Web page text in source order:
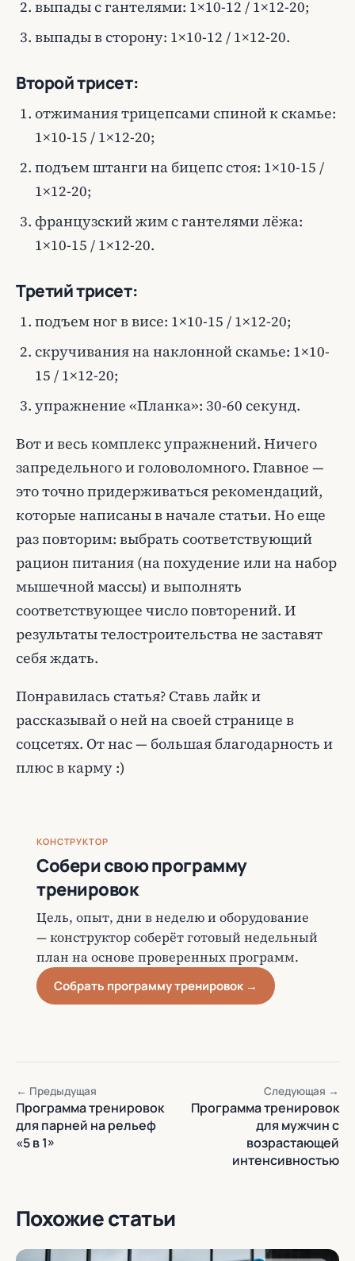
выпады с гантелями: 1×10-12 / 1×12-20;
выпады в сторону: 1×10-12 / 1×12-20.
Второй трисет:
отжимания трицепсами спиной к скамье:
1×10-15 / 1×12-20;
подъем штанги на бицепс стоя: 1×10-15 /
1×12-20;
французский жим с гантелями лёжа:
1×10-15 / 1×12-20.
Третий трисет:
подъем ног в висе: 1×10-15 / 1×12-20;
скручивания на наклонной скамье: 1×10-
15 / 1×12-20;
упражнение «Планка»: 30-60 секунд.
Вот и весь комплекс упражнений. Ничего
запредельного и головоломного. Главное —
это точно придерживаться рекомендаций,
которые написаны в начале статьи. Но еще
раз повторим: выбрать соответствующий
рацион питания (на похудение или на набор
мышечной массы) и выполнять
соответствующее число повторений. И
результаты телостроительства не заставят
себя ждать.
Понравилась статья? Ставь лайк и
рассказывай о ней на своей странице в
соцсетях. От нас — большая благодарность и
плюс в карму :)
КОНСТРУКТОР
Собери свою программу
тренировок
Цель, опыт, дни в неделю и оборудование
— конструктор соберёт готовый недельный
план на основе проверенных программ.
Собрать программу тренировок →
← Предыдущая
Программа тренировок
для парней на рельеф
«5 в 1»
Следующая →
Программа тренировок
для мужчин с
возрастающей
интенсивностью
Похожие статьи